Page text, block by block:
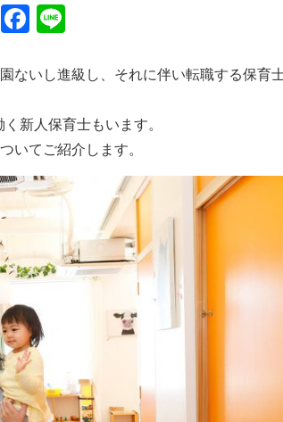
TwitterFacebook
ないし進級し、それに伴い転職する保育
新人保育士もいます。
いてご紹介します。